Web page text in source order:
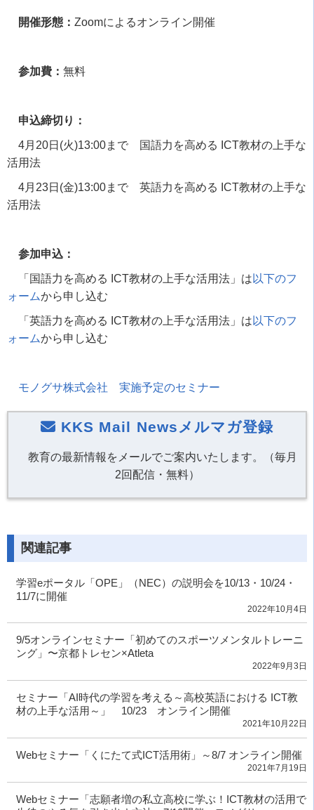
開催形態： Zoomによるオンライン開催
参加費： 無料
申込締切り：
4月 20日 (火)13:00まで 国語力を高める ICT教材の上手な
活用法
4月 23日 (金)13:00まで 英語力を高める ICT教材の上手な
活用法
参加申込：
「国語力を高める ICT教材の上手な活用法」は 以下のフ
ォームから申し込む
「英語力を高める ICT教材の上手な活用法」は 以下のフ
ォームから申し込む
モノグサ株式会社 実施予定のセミナー
KKS Mail Newsメルマガ登録
教育の最新情報をメールでご案内いたします。（毎月
2回配信・無料）
関連記事
学習eポータル「OPE」（NEC）の説明会を10/13・10/24・
11/7に開催
2022年10月4日
9/5オンラインセミナー「初めてのスポーツメンタルトレーニ
ング」〜京都トレセン×Atleta
2022年9月3日
セミナー「AI時代の学習を考える～高校英語における ICT教
材の上手な活用～」 10/23 オンライン開催
2021年10月22日
Webセミナー「くにたて式ICT活用術」～8/7 オンライン開催
2021年7月19日
Webセミナー「志願者増の私立高校に学ぶ！ICT教材の活用で